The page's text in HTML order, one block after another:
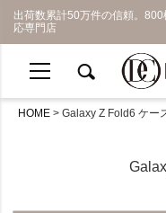
出荷数累計50万件の信頼。
応専門店
HOME Galaxy Z Fold6 ケー